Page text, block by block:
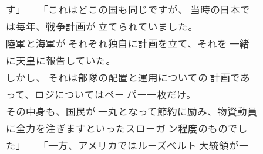
す」 「これはどこの国も同じですが、 当時の日本で
は毎年、戦争計画が 立てられていました。
陸軍と海軍が それぞれ独自に計画を立て、それを 一緒
に天皇に報告していた。
しかし、 それは部隊の配置と運用についての 計画であ
って、ロジについてはペー パー一枚だけ。
その中身も、国民が 一丸となって節約に励み、物資動員
に全力を注ぎますといったスローガ ン程度のものでし
た」 「一方、アメリカではルーズベルト 大統領が一